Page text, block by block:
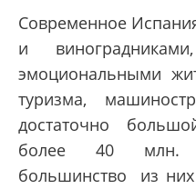
Современное
и
эмоциональными
туризма,
достаточно
более 40 млн.
большинство из